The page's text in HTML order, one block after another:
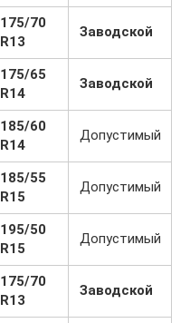
175/70
R13
Заводской
175/65
R14
Заводской
185/60
R14
Допустимый
185/55
R15
Допустимый
195/50
R15
Допустимый
175/70
R13
Заводской